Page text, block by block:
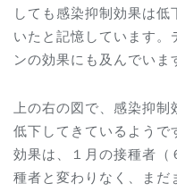
しても感染抑制効果は
いたと記憶しています。
ンの効果にも及んでいま
上の右の図で、感染抑
低下してきているようで
効果は、１月の接種者（
種者と変わりなく、まだ